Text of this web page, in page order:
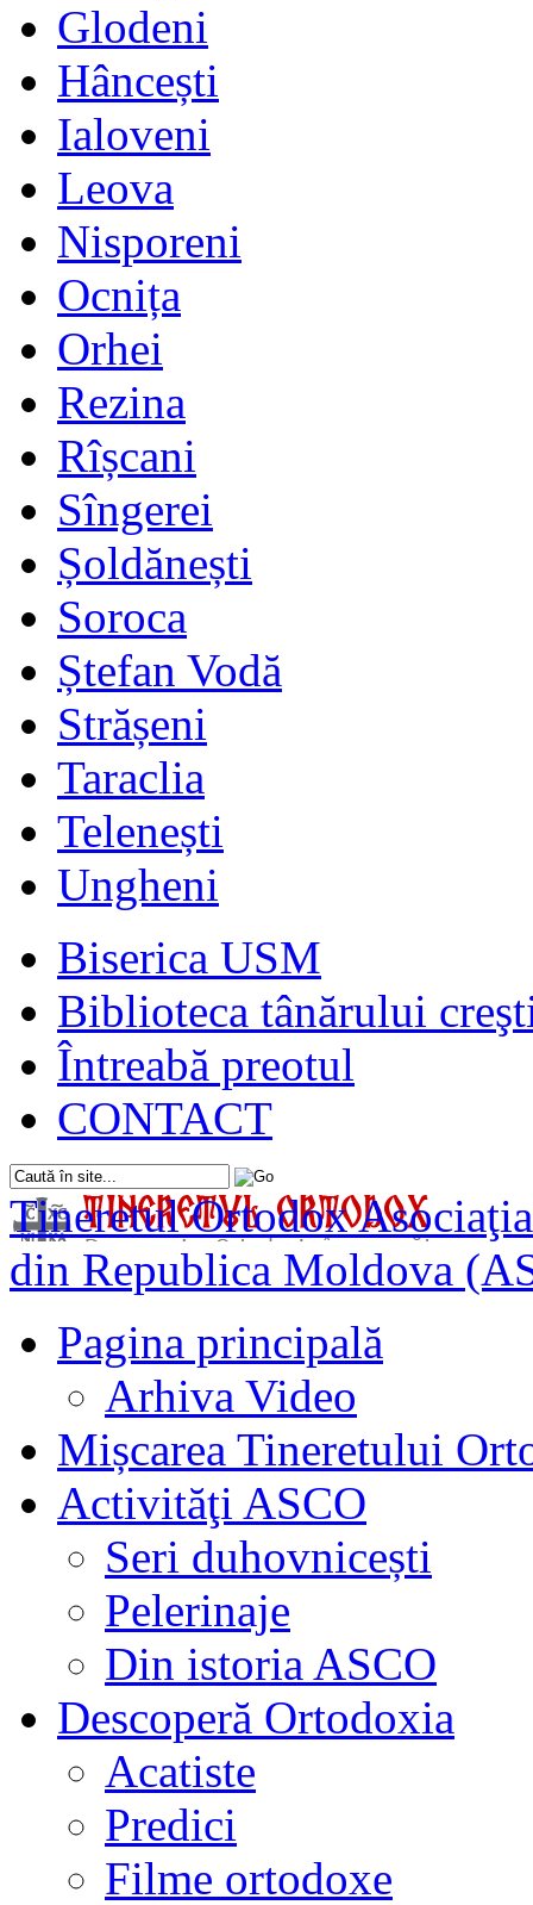
Glodeni
Hâncești
Ialoveni
Leova
Nisporeni
Ocnița
Orhei
Rezina
Rîșcani
Sîngerei
Șoldănești
Soroca
Ștefan Vodă
Strășeni
Taraclia
Telenești
Ungheni
Biserica USM
Biblioteca tânărului
Întreabă preotul
CONTACT
Tineretul Ortodox
din Republica Moldova
Pagina principală
Arhiva Video
Mișcarea Tineretului
Activităţi ASCO
Seri duhovnicești
Pelerinaje
Din istoria ASCO
Descoperă Ortodoxia
Acatiste
Predici
Filme ortodoxe